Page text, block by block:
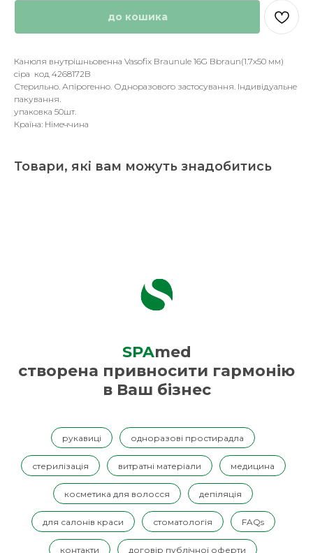
до кошика
Канюля внутрішньовенна Vasofix Braunule 16G Bbraun(1.7x50 мм)
сіра код 4268172B
Стерильно. Апірогенно. Одноразового застосування. Індивідуальне
пакування.
упаковка 50шт.
Країна: Німеччина
Товари, які вам можуть знадобитись
SPAmed
створена привносити гармонію
в Ваш бізнес
рукавиці одноразові простирадла
стерилізація витратні матеріали медицина
косметика для волосся депіляція
для салонів краси стоматологія FAQs
контакти договір публічної оферти